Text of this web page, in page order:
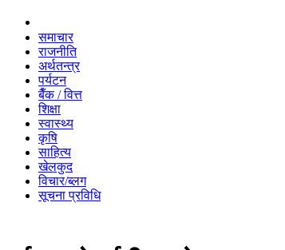
समाचार
राजनीति
अर्थतन्त्र
पर्यटन
बैँक / वित्त
शिक्षा
स्वास्थ्य
कृषि
साहित्य
खेलकुद
विचार/ब्लग
सूचना प्रविधि